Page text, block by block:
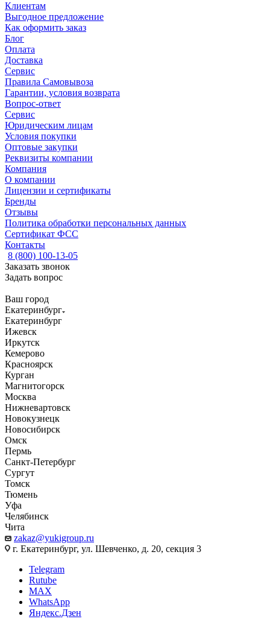
Клиентам
Выгодное предложение
Как оформить заказ
Блог
Оплата
Доставка
Сервис
Правила Самовывоза
Гарантии, условия возврата
Вопрос-ответ
Сервис
Юридическим лицам
Условия покупки
Оптовые закупки
Реквизиты компании
Компания
О компании
Лицензии и сертификаты
Бренды
Отзывы
Политика обработки персональных данных
Сертификат ФСС
Контакты
8 (800) 100-13-05
Заказать звонок
Задать вопрос
Ваш город
Екатеринбург
Екатеринбург
Ижевск
Иркутск
Кемерово
Красноярск
Курган
Магнитогорск
Москва
Нижневартовск
Новокузнецк
Новосибирск
Омск
Пермь
Санкт-Петербург
Сургут
Томск
Тюмень
Уфа
Челябинск
Чита
zakaz@yukigroup.ru
г. Екатеринбург, ул. Шевченко, д. 20, секция 3
Telegram
Rutube
MAX
WhatsApp
Яндекс.Дзен